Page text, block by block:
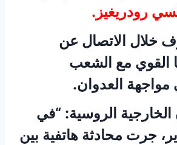
رودريغيز.
خلال الاتصال عن
القوي مع الشعب
مواجهة العدوان.
الخارجية الروسية: “في
جرت محادثة هاتفية بين